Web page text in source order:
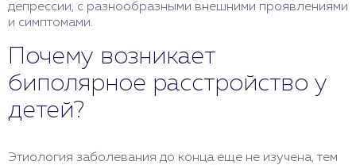
депрессии, с разнообразными внешними проявлениями
и симптомами.
Почему возникает
биполярное расстройство у
детей?
Этиология заболевания до конца еще не изучена, тем